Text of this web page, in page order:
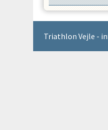
Triathlon Vejle -